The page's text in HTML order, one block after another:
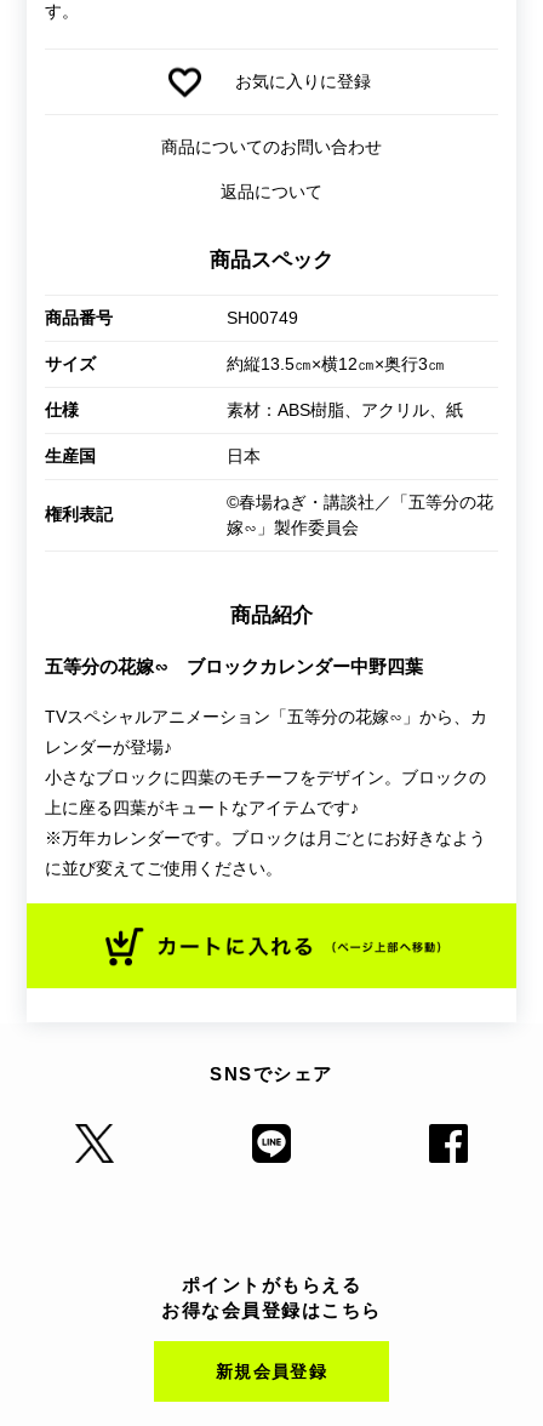
す。
お気に入りに登録
商品についてのお問い合わせ
返品について
商品スペック
商品番号 SH00749
サイズ 約縦13.5㎝×横12㎝×奥行3㎝
仕様 素材：ABS樹脂、アクリル、紙
生産国 日本
権利表記
©春場ねぎ・講談社／「五等分の花
嫁∽」製作委員会
商品紹介
五等分の花嫁∽ ブロックカレンダー中野四葉
TVスペシャルアニメーション「五等分の花嫁∽」から、カ
レンダーが登場♪
小さなブロックに四葉のモチーフをデザイン。ブロックの
上に座る四葉がキュートなアイテムです♪
※万年カレンダーです。ブロックは月ごとにお好きなよう
に並び変えてご使用ください。
SNSでシェア
ポイントがもらえる
お得な会員登録はこちら
新規会員登録